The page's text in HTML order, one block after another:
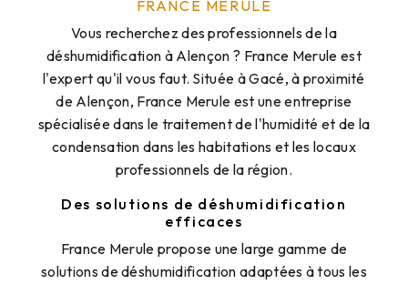
FRANCE MERULE
Vous recherchez des professionnels de la
déshumidification à Alençon ? France Merule est
l'expert qu'il vous faut. Située à Gacé, à proximité
de Alençon, France Merule est une entreprise
spécialisée dans le traitement de l'humidité et de la
condensation dans les habitations et les locaux
professionnels de la région.
Des solutions de déshumidification
efficaces
France Merule propose une large gamme de
solutions de déshumidification adaptées à tous les